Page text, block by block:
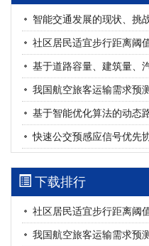
摘要 (16) HTML(14)
道路建养运通用碳核算方法
王元庆, 王皎, 刘圆圆, 于谦,
2026, 12(3): 176-189.
9931.2026.03.014
摘要 (16) HTML(16)
西部陆海新通道氢走廊建设
用
罗文格, 黄承锋, 关海长
2026, 12(3): 190-201.
9931.2026.03.015
摘要 (24) HTML(23)
交能融合背景下零碳货运走
张海涛, 姚琛, 唐治豪, 谢明
智能交通发展的现状、挑
社区居民适宜步行距离阈
快速公交预感应信号优先
下载排行
社区居民适宜步行距离阈